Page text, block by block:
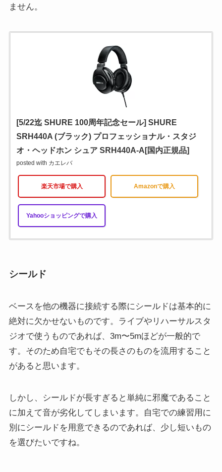
ません。
[5/22迄 SHURE 100周年記念セール] SHURE
SRH440A (ブラック) プロフェッショナル・スタジ
オ・ヘッドホン シュア SRH440A-A[国内正規品]
posted with カエレバ
楽天市場で購入 Amazonで購入
Yahooショッピングで購入
シールド
ベースを他の機器に接続する際にシールドは基本的に
絶対に欠かせないものです。ライブやリハーサルスタ
ジオで使うものであれば、3m〜5mほどが一般的で
す。そのため自宅でもその長さのものを流用すること
があると思います。
しかし、シールドが長すぎると単純に邪魔であること
に加えて音が劣化してしまいます。自宅での練習用に
別にシールドを用意できるのであれば、少し短いもの
を選びたいですね。